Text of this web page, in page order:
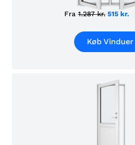
Fra 1.287 kr. 515 kr.
Køb Vinduer